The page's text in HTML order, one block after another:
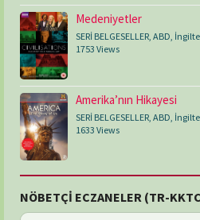
Medeniyetler
SERİ BELGESELLER ABD
1753 Views
Amerika’nın Hikayesi
SERİ BELGESELLER ABD
1633 Views
NÖBETÇİ ECZANELER (TR-